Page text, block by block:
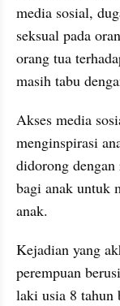
media sosial,
seksual pada
orang tua
masih tabu
Akses media
menginspirasi
didorong
bagi anak untuk
anak.
Kejadian yang
perempuan
laki usia 8 tahun